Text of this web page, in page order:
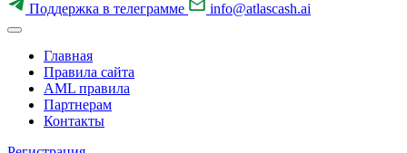
Поддержка в телеграмме
info@atlascash.ai
Главная
Правила сайта
AML правила
Партнерам
Контакты